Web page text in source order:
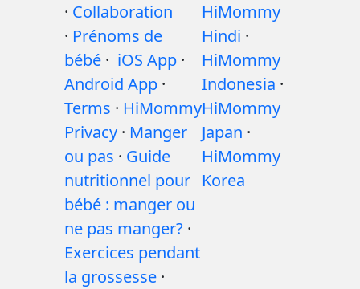
· Collaboration
· Prénoms de
bébé · iOS App ·
Android App ·
Terms · HiMommy
Privacy · Manger
ou pas · Guide
nutritionnel pour
bébé : manger ou
ne pas manger? ·
Exercices pendant
la grossesse ·
HiMommy
Hindi ·
HiMommy
Indonesia ·
HiMommy
Japan ·
HiMommy
Korea